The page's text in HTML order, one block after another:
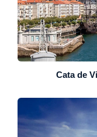
Cata de